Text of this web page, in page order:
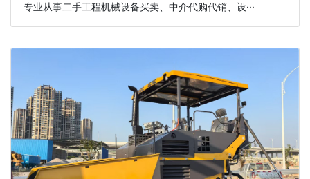
专业从事二手工程机械设备买卖、中介代购代销、设···